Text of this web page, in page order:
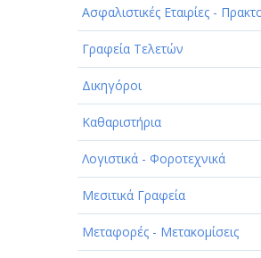
ΕΚΚΛΗΣΙΕΣ - ΦΙΛΑΝΘΡΩΠΙΚΑ
ΣΩΜΑΤΕΙΑ
ΕΚΠΑΙΔΕΥΣΗ - ΣΧΟΛΕΣ
ΕΜΠΟΡΙΟ - ΕΜΠΟΡΙΚΑ
ΕΡΓΟΣΤΑΣΙΑ - ΒΙΟΜΗΧΑΝΙΕΣ
ΞΕΝΟΔΟΧΕΙΑ - ΤΟΥΡΙΣΜΟΣ
ΟΜΟΡΦΙΑ
Ασφαλιστικές Εταιρίες -
Γραφεία Τελετών
Δικηγόροι
Καθαριστήρια
Λογιστικά - Φοροτεχνικά
Μεσιτικά Γραφεία
Μεταφορές - Μετακομίσεις